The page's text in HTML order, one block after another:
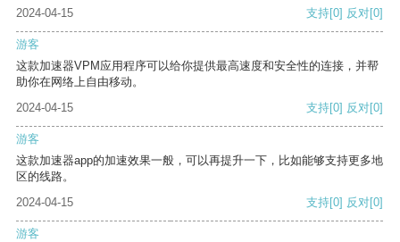
2024-04-15 支持[0] 反对[0]
游客
这款加速器VPM应用程序可以给你提供最高速度和安全性的连接，并帮
助你在网络上自由移动。
2024-04-15
支持[0] 反对[0]
游客
这款加速器app的加速效果一般，可以再提升一下，比如能够支持更多地
区的线路。
2024-04-15
支持[0] 反对[0]
游客